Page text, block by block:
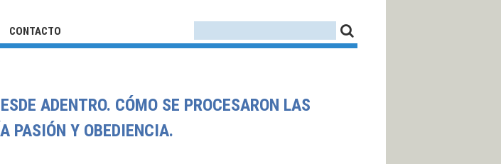
CONTACTO
ADENTRO. CÓMO SE PROCESARON LAS
PASIÓN Y OBEDIENCIA.